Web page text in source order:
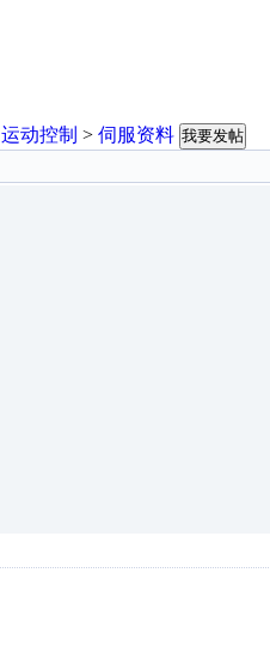
运动控制 > 伺服资料 我要发帖